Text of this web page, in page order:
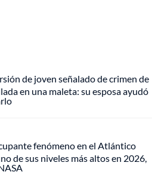
de joven señalado de crimen de
en una maleta: su esposa ayudó
fenómeno en el Atlántico
de sus niveles más altos en 2026,